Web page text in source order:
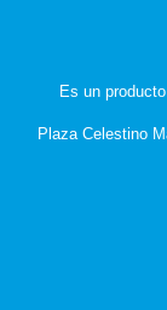
Es un
Plaza Celestino